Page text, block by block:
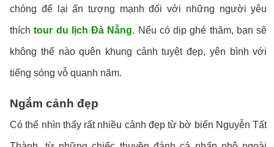
chóng để lại ấn tượng mạnh đối với những người yêu
thíchtour du lịch Đà Nẵng. Nếu có dịp ghé thăm, bạn sẽ
không thể nào quên khung cảnh tuyệt đẹp, yên bình với
tiếng sóng vỗ quanh năm.
Ngắm cảnh đẹp
Có thể nhìn thấy rất nhiều cảnh đẹp từ bờ biển Nguyễn Tất